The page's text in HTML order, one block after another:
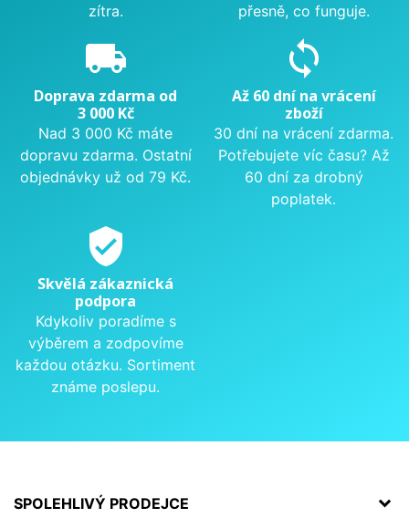
zítra.
přesně, co funguje.
local_shipping
Doprava zdarma od
3 000 Kč
Nad 3 000 Kč máte
dopravu zdarma. Ostatní
objednávky už od 79 Kč.
sync
Až 60 dní na vrácení
zboží
30 dní na vrácení zdarma.
Potřebujete víc času? Až
60 dní za drobný
poplatek.
verified_user
Skvělá zákaznická
podpora
Kdykoliv poradíme s
výběrem a zodpovíme
každou otázku. Sortiment
známe poslepu.
SPOLEHLIVÝ PRODEJCE